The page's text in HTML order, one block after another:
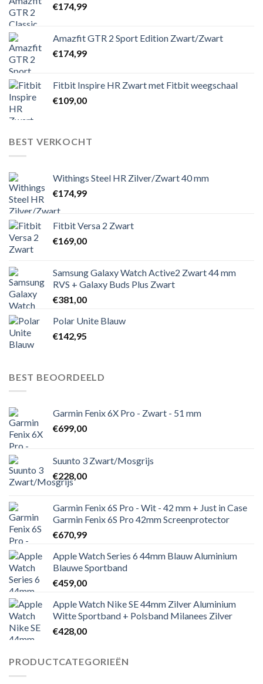
€174,99
Amazfit GTR 2 Sport Edition Zwart/Zwart
€174,99
Fitbit Inspire HR Zwart met Fitbit weegschaal
€109,00
BEST VERKOCHT
Withings Steel HR Zilver/Zwart 40 mm
€174,99
Fitbit Versa 2 Zwart
€169,00
Samsung Galaxy Watch Active2 Zwart 44 mm
RVS + Galaxy Buds Plus Zwart
€381,00
Polar Unite Blauw
€142,95
BEST BEOORDEELD
Garmin Fenix 6X Pro - Zwart - 51 mm
€699,00
Suunto 3 Zwart/Mosgrijs
€228,00
Garmin Fenix 6S Pro - Wit - 42 mm + Just in Case
Garmin Fenix 6S Pro 42mm Screenprotector
€670,99
Apple Watch Series 6 44mm Blauw Aluminium
Blauwe Sportband
€459,00
Apple Watch Nike SE 44mm Zilver Aluminium
Witte Sportband + Polsband Milanees Zilver
€428,00
PRODUCTCATEGORIEËN